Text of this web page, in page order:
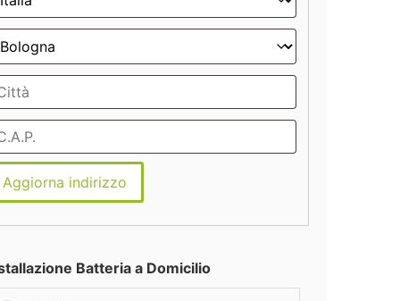
Aggiorna indirizzo
Batteria a Domicilio